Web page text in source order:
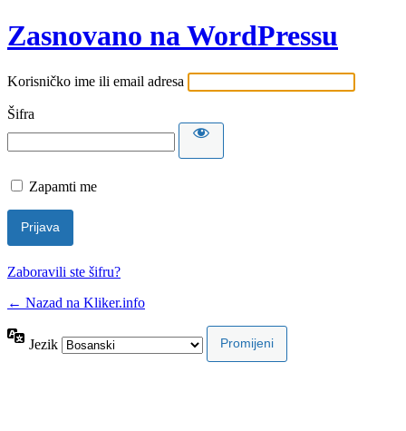
Zasnovano na WordPressu
Korisničko ime ili email adresa
Šifra
Zapamti me
Zaboravili ste šifru?
← Nazad na Kliker.info
Jezik